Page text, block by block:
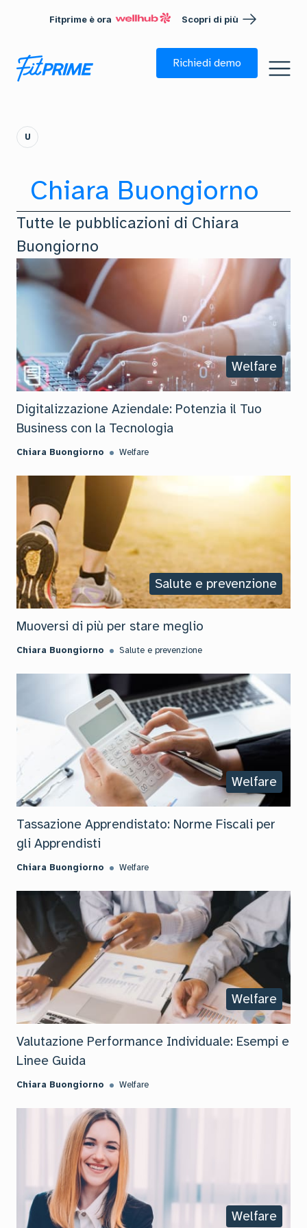
Fitprime è ora Scopri di più
Richiedi demo
U
Chiara Buongiorno
Tutte le pubblicazioni di Chiara
Buongiorno
Welfare
Digitalizzazione Aziendale: Potenzia il Tuo
Business con la Tecnologia
Chiara Buongiorno Welfare
Salute e prevenzione
Muoversi di più per stare meglio
Chiara Buongiorno Salute e prevenzione
Welfare
Tassazione Apprendistato: Norme Fiscali per
gli Apprendisti
Chiara Buongiorno Welfare
Welfare
Valutazione Performance Individuale: Esempi e
Linee Guida
Chiara Buongiorno Welfare
Welfare